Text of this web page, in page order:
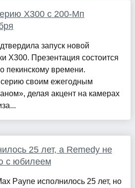
X300 с 200-Мп
запуск новой
X300. Презентация состоится
пекинскому времени.
своим ежегодным
делая акцент на камерах
25 лет, а Remedy не
с юбилеем
Payne исполнилось 25 лет, но